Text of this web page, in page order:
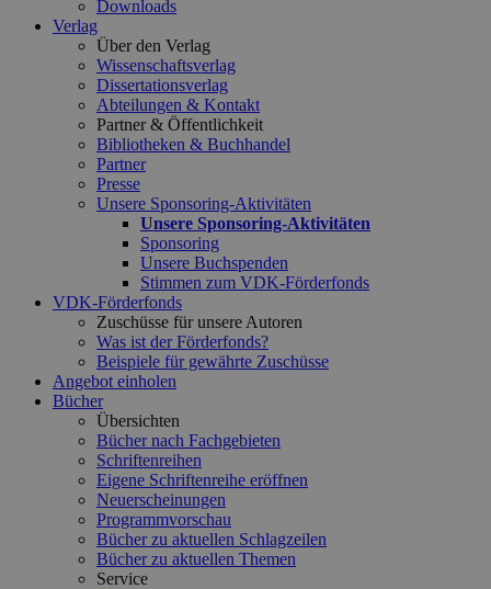
Downloads
Verlag
Über den Verlag
Wissenschaftsverlag
Dissertationsverlag
Abteilungen & Kontakt
Partner & Öffentlichkeit
Bibliotheken & Buchhandel
Partner
Presse
Unsere Sponsoring-Aktivitäten
Unsere Sponsoring-Aktivitäten
Sponsoring
Unsere Buchspenden
Stimmen zum VDK-Förderfonds
VDK-Förderfonds
Zuschüsse für unsere Autoren
Was ist der Förderfonds?
Beispiele für gewährte Zuschüsse
Angebot einholen
Bücher
Übersichten
Bücher nach Fachgebieten
Schriftenreihen
Eigene Schriftenreihe eröffnen
Neuerscheinungen
Programmvorschau
Bücher zu aktuellen Schlagzeilen
Bücher zu aktuellen Themen
Service